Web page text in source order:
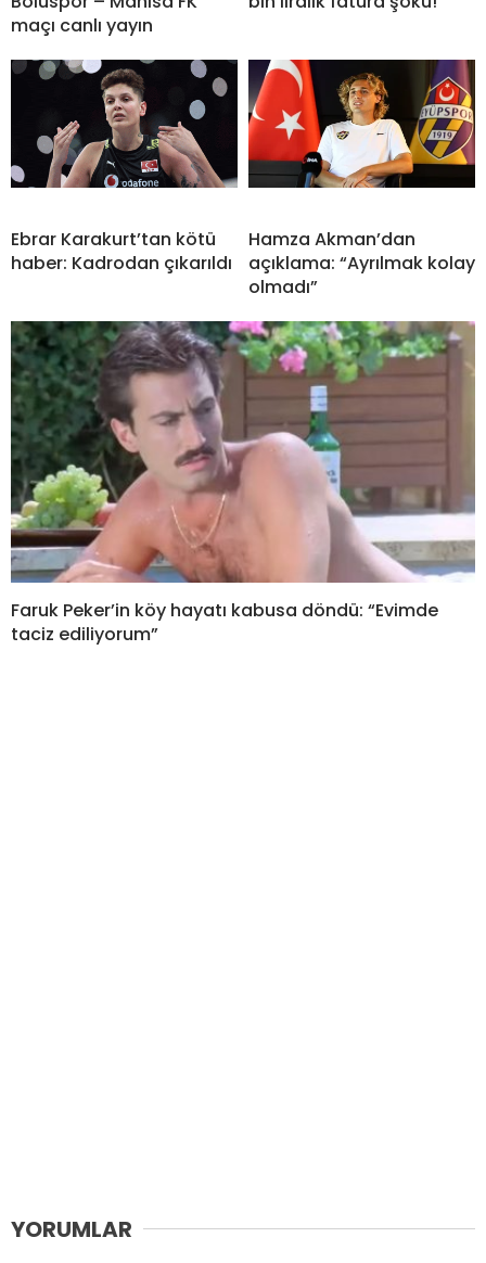
maçı canlı yayın
Ebrar Karakurt’tan kötü
haber: Kadrodan çıkarıldı
Hamza Akman’dan
açıklama: “Ayrılmak kolay
olmadı”
Faruk Peker’in köy hayatı kabusa döndü: “Evimde
taciz ediliyorum”
YORUMLAR